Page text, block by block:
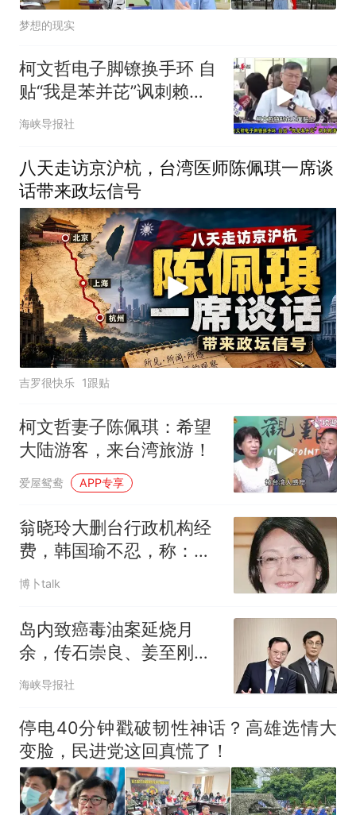
梦想的现实
柯文哲电子脚镣换手环 自
贴“我是苯并芘”讽刺赖清
德
海峡导报社
八天走访京沪杭，台湾医师陈佩琪一席谈
话带来政坛信号
吉罗很快乐 1跟贴
柯文哲妻子陈佩琪：希望
大陆游客，来台湾旅游！
爱屋鸳鸯 APP专享
翁晓玲大删台行政机构经
费，韩国瑜不忍，称：只
剩四个月，你再考虑一下
博卜talk
岛内致癌毒油案延烧月
余，传石崇良、姜至刚等
人已请辞
海峡导报社
停电40分钟戳破韧性神话？高雄选情大
变脸，民进党这回真慌了！